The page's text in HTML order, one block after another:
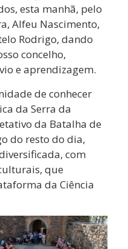
esta manhã, pelo
Alfeu Nascimento,
Rodrigo, dando
concelho,
e aprendizagem.
de conhecer
da Serra da
da Batalha de
do resto do dia,
com
que
da Ciência